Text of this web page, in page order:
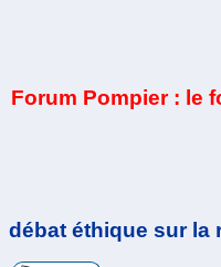
Forum Pompier : le
débat éthique sur la